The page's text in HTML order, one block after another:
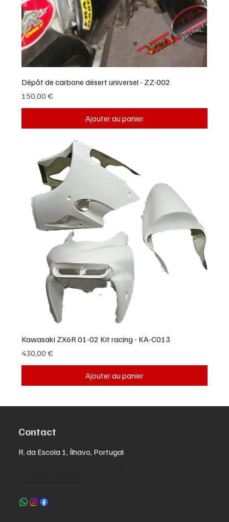
Dépôt de carbone désert universel - ZZ-002
Prix
150,00 €
Ajouter au panier
Kawasaki ZX6R 01-02 Kit racing - KA-C013
Prix
430,00 €
Ajouter au panier
Contact
R. da Escola 1, Ílhavo, Portugal